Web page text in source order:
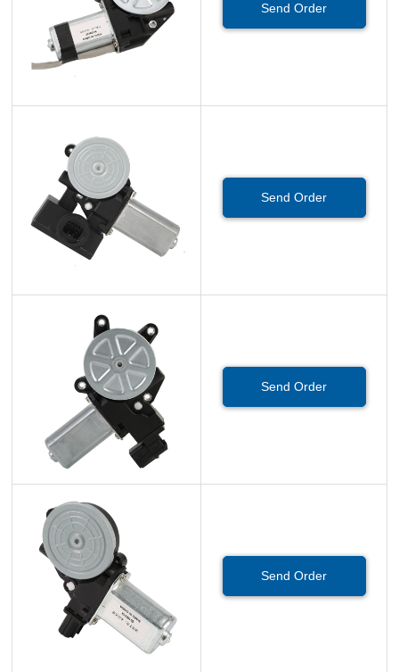
Send Order
Send Order
Send Order
Send Order